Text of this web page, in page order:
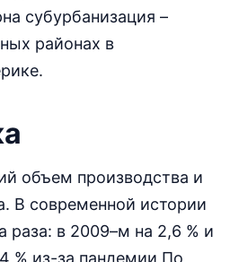
субурбанизация –
районах в
объем производства и
В современной истории
раза: в 2009–м на 2,6 % и
% из-за пандемии По